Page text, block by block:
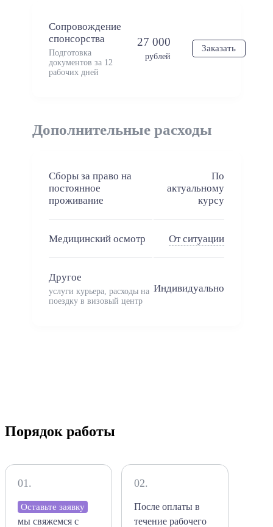
Сопровождение
спонсорства
Подготовка
документов за 12
рабочих дней
27 000
рублей
Заказать
Дополнительные расходы
Сборы за право на
постоянное
проживание
По
актуальному
курсу
Медицинский осмотр От ситуации
Другое
услуги курьера, расходы на
поездку в визовый центр
Индивидуально
Порядок работы
01.
Оставьте заявку
мы свяжемся с
02.
После оплаты в
течение рабочего